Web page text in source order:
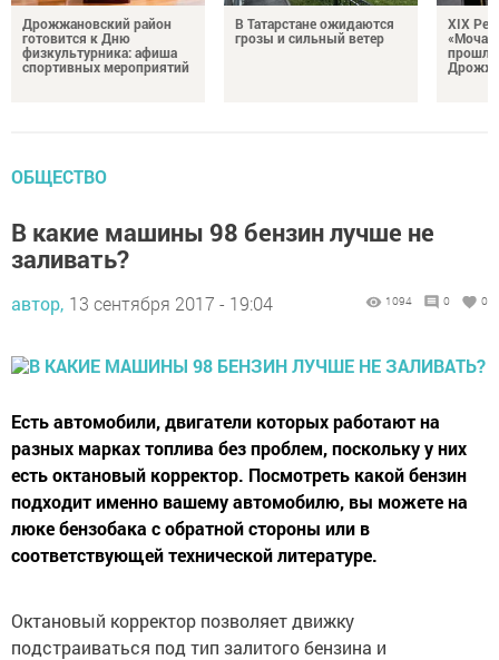
Дрожжановский район
готовится к Дню
физкультурника: афиша
спортивных мероприятий
В Татарстане ожидаются
грозы и сильный ветер
XIX
ОБЩЕСТВО
В какие машины 98 бензин лучше не
заливать?
автор, 13 сентября 2017 - 19:04 1094 0 0
Есть автомобили, двигатели которых работают на
разных марках топлива без проблем, поскольку у них
есть октановый корректор. Посмотреть какой бензин
подходит именно вашему автомобилю, вы можете на
люке бензобака с обратной стороны или в
соответствующей технической литературе.
Октановый корректор позволяет движку
подстраиваться под тип залитого бензина и